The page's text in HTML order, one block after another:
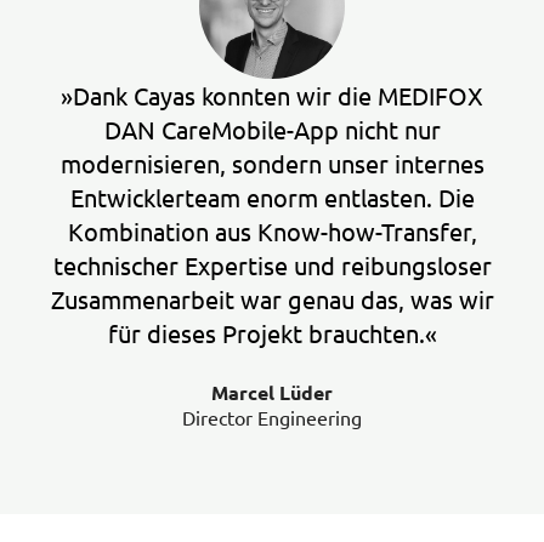
»Dank Cayas konnten wir die MEDIFOX
DAN CareMobile-App nicht nur
modernisieren, sondern unser internes
Entwicklerteam enorm entlasten. Die
Kombination aus Know-how-Transfer,
technischer Expertise und reibungsloser
Zusammenarbeit war genau das, was wir
für dieses Projekt brauchten.«
Marcel Lüder
Director Engineering